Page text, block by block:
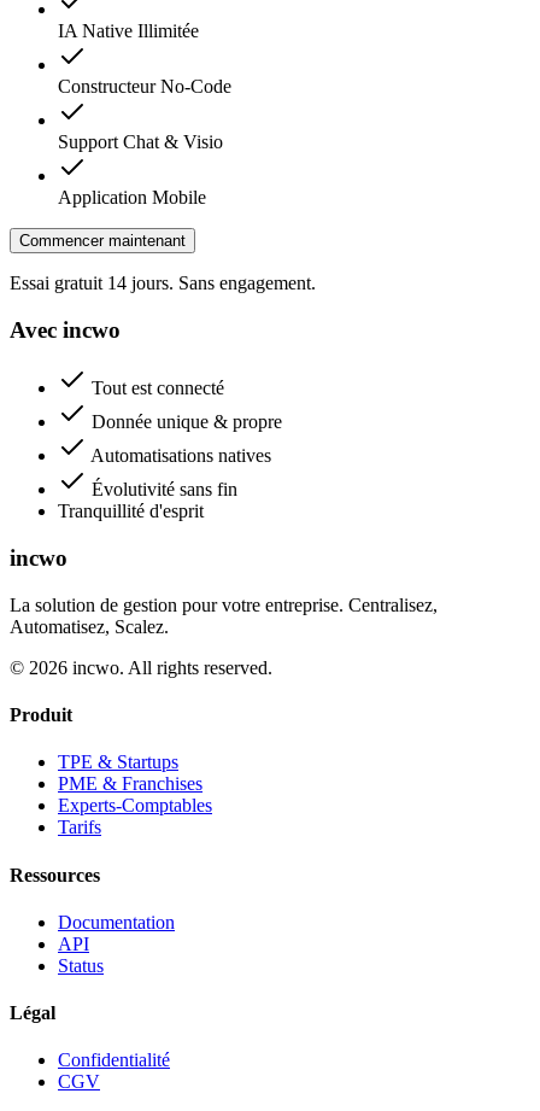
IA Native Illimitée
Constructeur No-Code
Support Chat & Visio
Application Mobile
Commencer maintenant
Essai gratuit 14 jours. Sans engagement.
Avec incwo
Tout est connecté
Donnée unique & propre
Automatisations natives
Évolutivité sans fin
Tranquillité d'esprit
incwo
La solution de gestion pour votre entreprise. Centralisez,
Automatisez, Scalez.
© 2026 incwo. All rights reserved.
Produit
TPE & Startups
PME & Franchises
Experts-Comptables
Tarifs
Ressources
Documentation
API
Status
Légal
Confidentialité
CGV